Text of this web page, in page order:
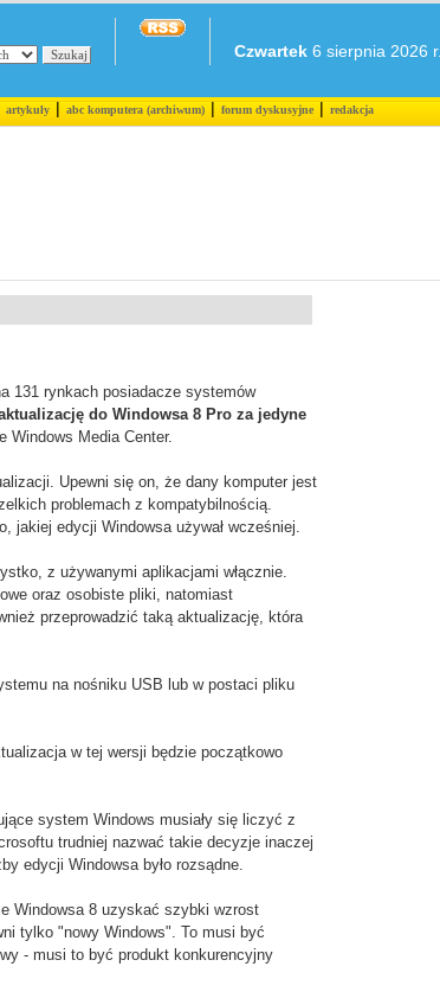
Czwartek 6 sierpnia 2026 r.
artykuły|abc komputera (archiwum)|forum dyskusyjne|redakcja
131 rynkach posiadacze systemów
do Windowsa 8 Pro za jedyne
Windows Media Center.
Upewni się on, że dany komputer jest
problemach z kompatybilnością.
jakiej edycji Windowsa używał wcześniej.
z używanymi aplikacjami włącznie.
oraz osobiste pliki, natomiast
przeprowadzić taką aktualizację, która
na nośniku USB lub w postaci pliku
w tej wersji będzie początkowo
system Windows musiały się liczyć z
trudniej nazwać takie decyzje inaczej
edycji Windowsa było rozsądne.
Windowsa 8 uzyskać szybki wzrost
tylko "nowy Windows". To musi być
- musi to być produkt konkurencyjny